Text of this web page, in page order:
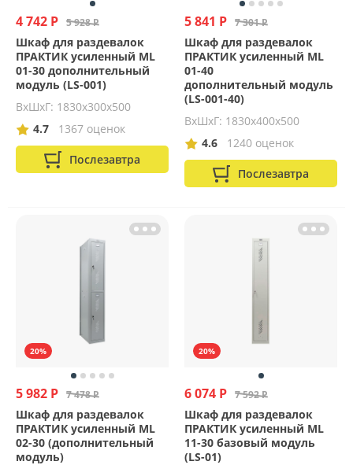
4 742 Р 5 928 Р
Шкаф для раздевалок
ПРАКТИК усиленный ML
01-30 дополнительный
модуль (LS-001)
ВхШхГ: 1830х300х500
4.7
1367 оценок
Послезавтра
5 841 Р 7 301 Р
Шкаф для раздевалок
ПРАКТИК усиленный ML
01-40
дополнительный модуль
(LS-001-40)
ВхШхГ: 1830х400х500
4.6
1240 оценок
Послезавтра
20%
5 982 Р 7 478 Р
Шкаф для раздевалок
ПРАКТИК усиленный ML
02-30 (дополнительный
модуль)
20%
6 074 Р 7 592 Р
Шкаф для раздевалок
ПРАКТИК усиленный ML
11-30 базовый модуль
(LS-01)